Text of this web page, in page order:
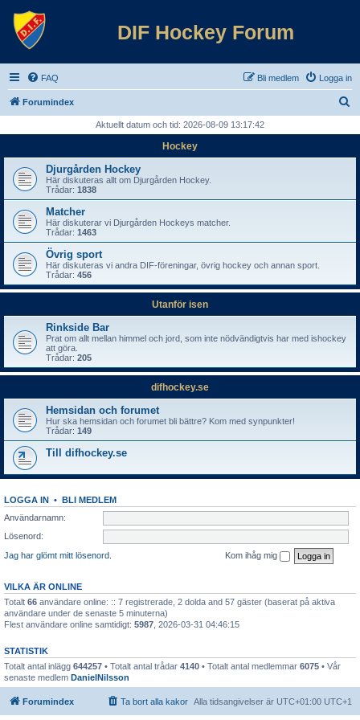
DIF Hockey Forum
FAQ Logga in
Bli medlem
Forumindex
Aktuellt datum och tid: 2026-08-09 13:17:42
Hockey
Djurgården Hockey
Här diskuteras allt om Djurgården Hockey.
Trådar: 1838
Matcher
Här diskuterar vi Djurgården Hockeys matcher.
Trådar: 1463
Övrig sport
Här diskuteras vi andra DIF-föreningar, övrig hockey och annan sport.
Trådar: 456
Utanför isen
Rinkside Bar
Prat om allt mellan himmel och jord, som inte nödvändigtvis har med ishockey
att göra.
Trådar: 205
difhockey.se
Hemsidan och forumet
Hur ska hemsidan och forumet bli bättre? Kom med synpunkter!
Trådar: 149
Till difhockey.se
LOGGA IN • BLI MEDLEM
Användarnamn:
Lösenord:
Jag har glömt mitt lösenord.
Kom ihåg mig
VILKA ÄR ONLINE
Totalt 66 användare online: :: 7 registrerade, 2 dolda and 57 gäster (baserat på aktiva
användare under de senaste 5 minuterna)
Flest användare online samtidigt: 5987 , 2026-03-31 04:46:15
STATISTIK
Totalt antal inlägg 644257 • Totalt antal trådar 4140 • Totalt antal medlemmar 6075 • Vår
senaste medlem DanielNilsson
Forumindex Alla tidsangivelser är UTC+01:00 UTC+1
Ta bort alla kakor